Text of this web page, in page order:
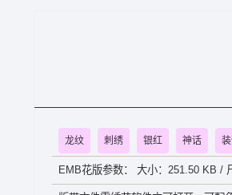
龙纹 刺绣 银红 神话
EMB花版参数： 大小：251.50 KB /